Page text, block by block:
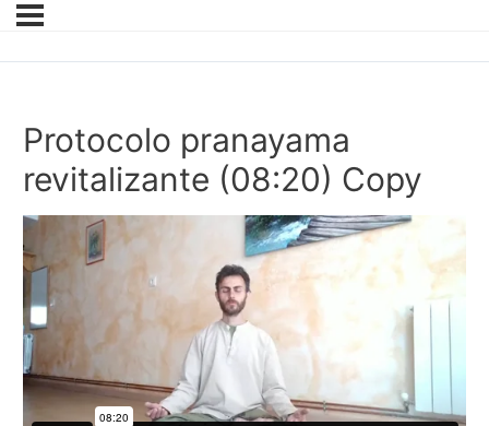
Protocolo pranayama
revitalizante (08:20) Copy